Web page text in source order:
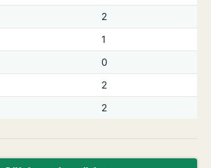
2
1
0
2
2